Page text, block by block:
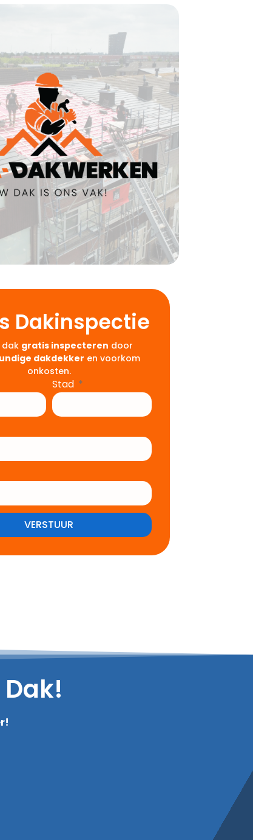
Stad
VERSTUUR
dak gratis inspecteren door
dakdekker en voorkom
onkosten.
Dakinspectie